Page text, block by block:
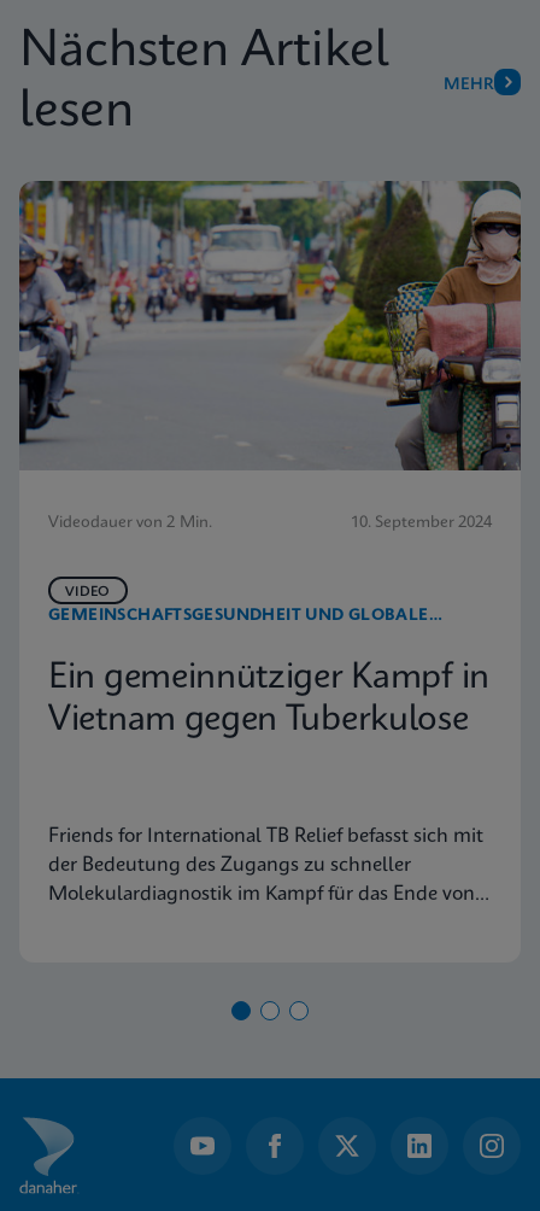
Nächsten Artikel
lesen
MEHR
Videodauer von 2 Min. 10. September 2024
GEMEINSCHAFTSGESUNDHEIT UND GLOBALE
VIDEO
Ein gemeinnütziger Kampf in
Vietnam gegen Tuberkulose
Friends for International TB Relief befasst sich mit
der Bedeutung des Zugangs zu schneller
Molekulardiagnostik im Kampf für das Ende von